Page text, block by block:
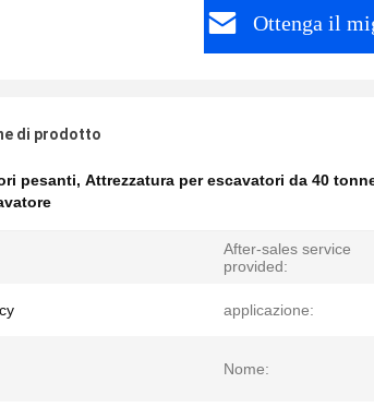
Ottenga il
di prodotto
pesanti, Attrezzatura per escavatori da 40
After-sales service
provided:
applicazione:
Nome: